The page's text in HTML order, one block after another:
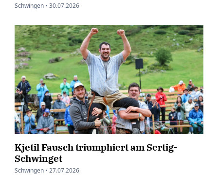
Schwingen • 30.07.2026
Kjetil Fausch triumphiert am Sertig-
Schwinget
Schwingen • 27.07.2026